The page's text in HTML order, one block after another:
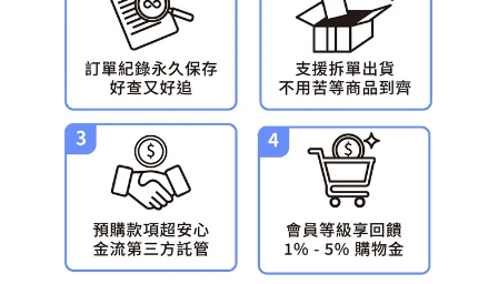
東海門市自取，需自備購物袋取貨唷。